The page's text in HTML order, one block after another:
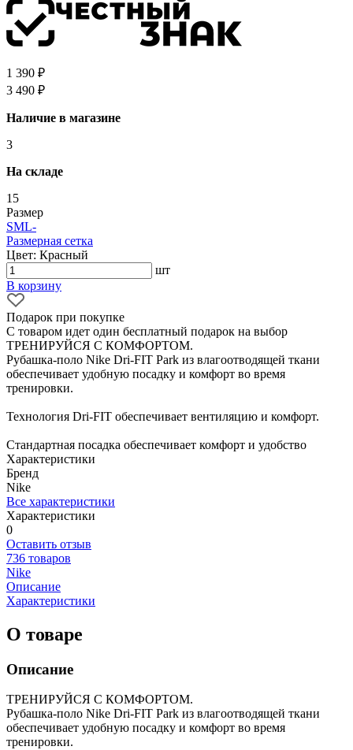
1 390 ₽
3 490 ₽
Наличие в магазине
3
На складе
15
Размер
SML-
Размерная сетка
Цвет: Красный
шт
В корзину
Подарок при покупке
С товаром идет один бесплатный подарок на выбор
ТРЕНИРУЙСЯ С КОМФОРТОМ.
Рубашка-поло Nike Dri-FIT Park из влагоотводящей ткани
обеспечивает удобную посадку и комфорт во время
тренировки.
Технология Dri-FIT обеспечивает вентиляцию и комфорт.
Стандартная посадка обеспечивает комфорт и удобство
Характеристики
Бренд
Nike
Все характеристики
Характеристики
0
Оставить отзыв
736 товаров
Nike
Описание
Характеристики
О товаре
Описание
ТРЕНИРУЙСЯ С КОМФОРТОМ.
Рубашка-поло Nike Dri-FIT Park из влагоотводящей ткани
обеспечивает удобную посадку и комфорт во время
тренировки.